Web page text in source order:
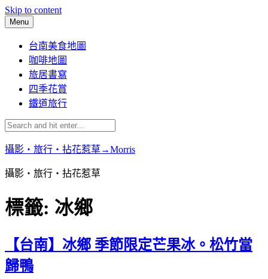
Skip to content
Menu
台南美食地圖
咖啡地圖
旅居書寫
四季花賞
鐵道旅行
攝影‧旅行‧拈花惹草→Morris
攝影‧旅行‧拈花惹草
標籤: 冰鄉
【台南】冰鄉 季節限定芒果冰。松竹當
歸鴨